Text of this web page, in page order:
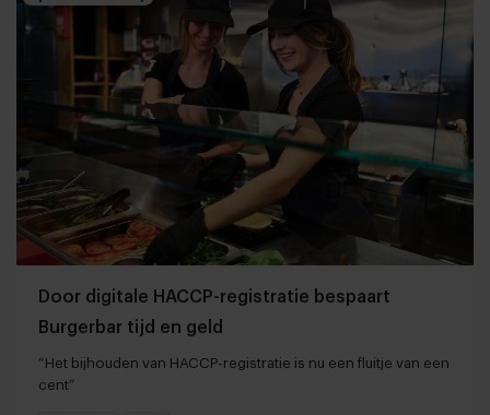
Door digitale HACCP-registratie bespaart
Burgerbar tijd en geld
“Het bijhouden van HACCP-registratie is nu een fluitje van een
cent”